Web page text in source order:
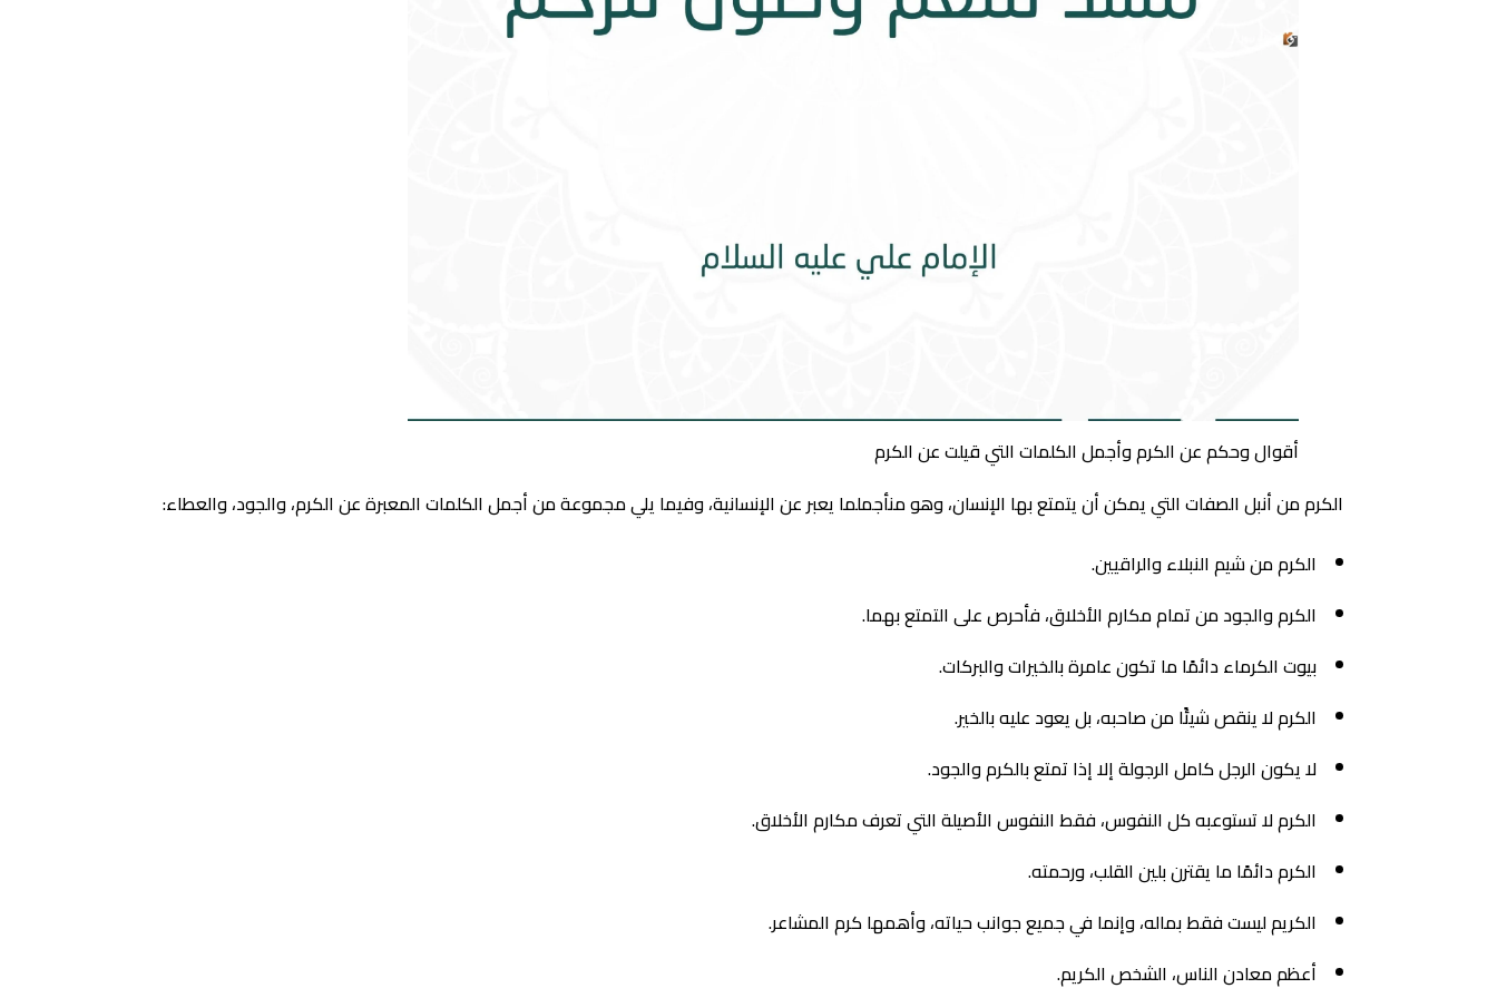
أقوال وحكم عن الكرم وأجمل الكلمات التي قيلت عن الكرم
الكرم من أنبل الصفات التي يمكن أن يتمتع بها الإنسان، وهو منأجملما يعبر عن الإنسانية، وفيما يلي مجموعة من أجمل الكلمات المعبرة عن الكرم، والجود، والعطاء:
الكرم من شيم النبلاء والراقيين.
الكرم والجود من تمام مكارم الأخلاق، فأحرص على التمتع بهما.
بيوت الكرماء دائمًا ما تكون عامرة بالخيرات والبركات.
الكرم لا ينقص شيئًا من صاحبه، بل يعود عليه بالخير.
لا يكون الرجل كامل الرجولة إلا إذا تمتع بالكرم والجود.
الكرم لا تستوعبه كل النفوس، فقط النفوس الأصيلة التي تعرف مكارم الأخلاق.
الكرم دائمًا ما يقترن بلين القلب، ورحمته.
الكريم ليست فقط بماله، وإنما في جميع جوانب حياته، وأهمها كرم المشاعر.
أعظم معادن الناس، الشخص الكريم.